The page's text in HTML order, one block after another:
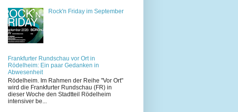
Rock'n Friday im September
Frankfurter Rundschau vor Ort in
Rödelheim: Ein paar Gedanken in
Abwesenheit
Rödelheim. Im Rahmen der Reihe "Vor Ort"
wird die Frankfurter Rundschau (FR) in
dieser Woche den Stadtteil Rödelheim
intensiver be...